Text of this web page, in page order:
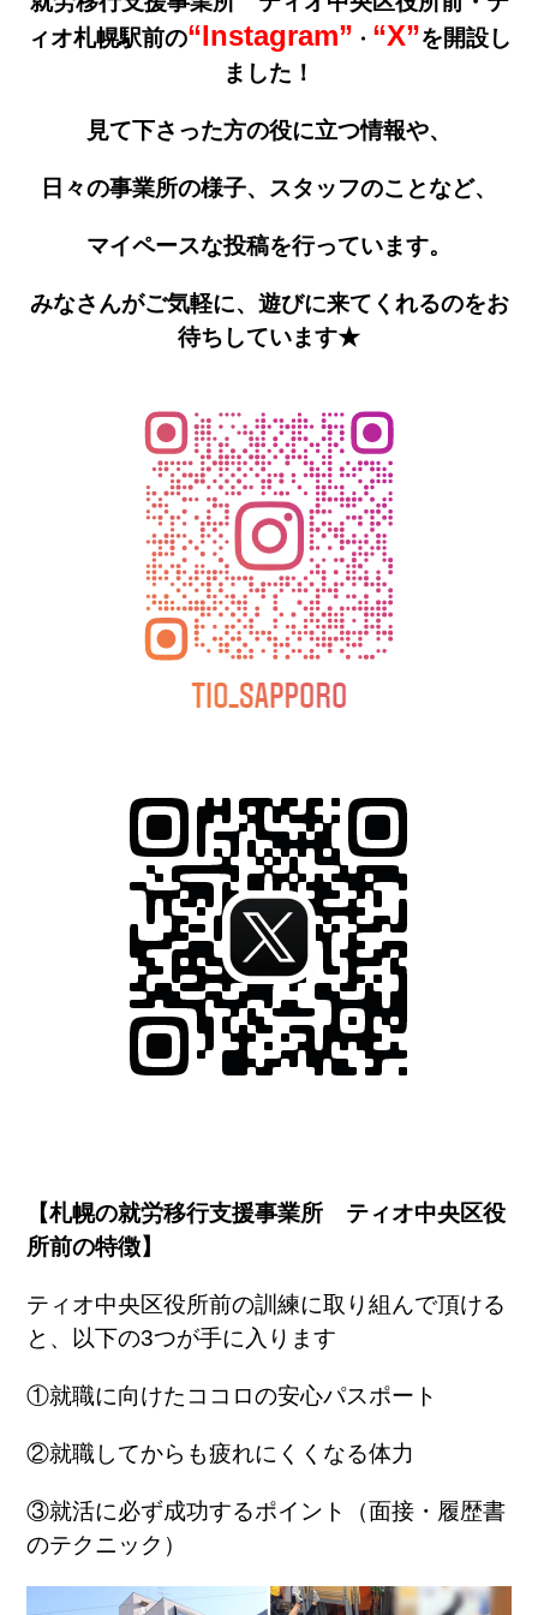
ィオ札幌駅前の“Instagram” ・ “X”を開設し
ました！
見て下さった方の役に立つ情報や、
日々の事業所の様子、 スタッフのことなど、
マイペースな投稿を行っています。
みなさんがご気軽に、遊びに来てくれるのをお
待ちしています★
【札幌の就労移行支援事業所 ティオ中央区役
所前の特徴】
ティオ中央区役所前の訓練に取り組んで頂ける
と、以下の3つが手に入ります
①就職に向けたココロの安心パスポート
②就職してからも疲れにくくなる体力
③就活に必ず成功するポイント（面接・履歴書
のテクニック）